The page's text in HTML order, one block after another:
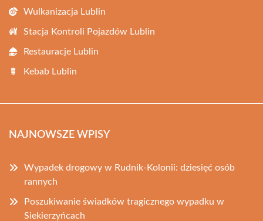
Wulkanizacja Lublin
Stacja Kontroli Pojazdów Lublin
Restauracje Lublin
Kebab Lublin
NAJNOWSZE WPISY
Wypadek drogowy w Rudnik-Kolonii: dziesięć osób
rannych
Poszukiwanie świadków tragicznego wypadku w
Siekierzyńcach